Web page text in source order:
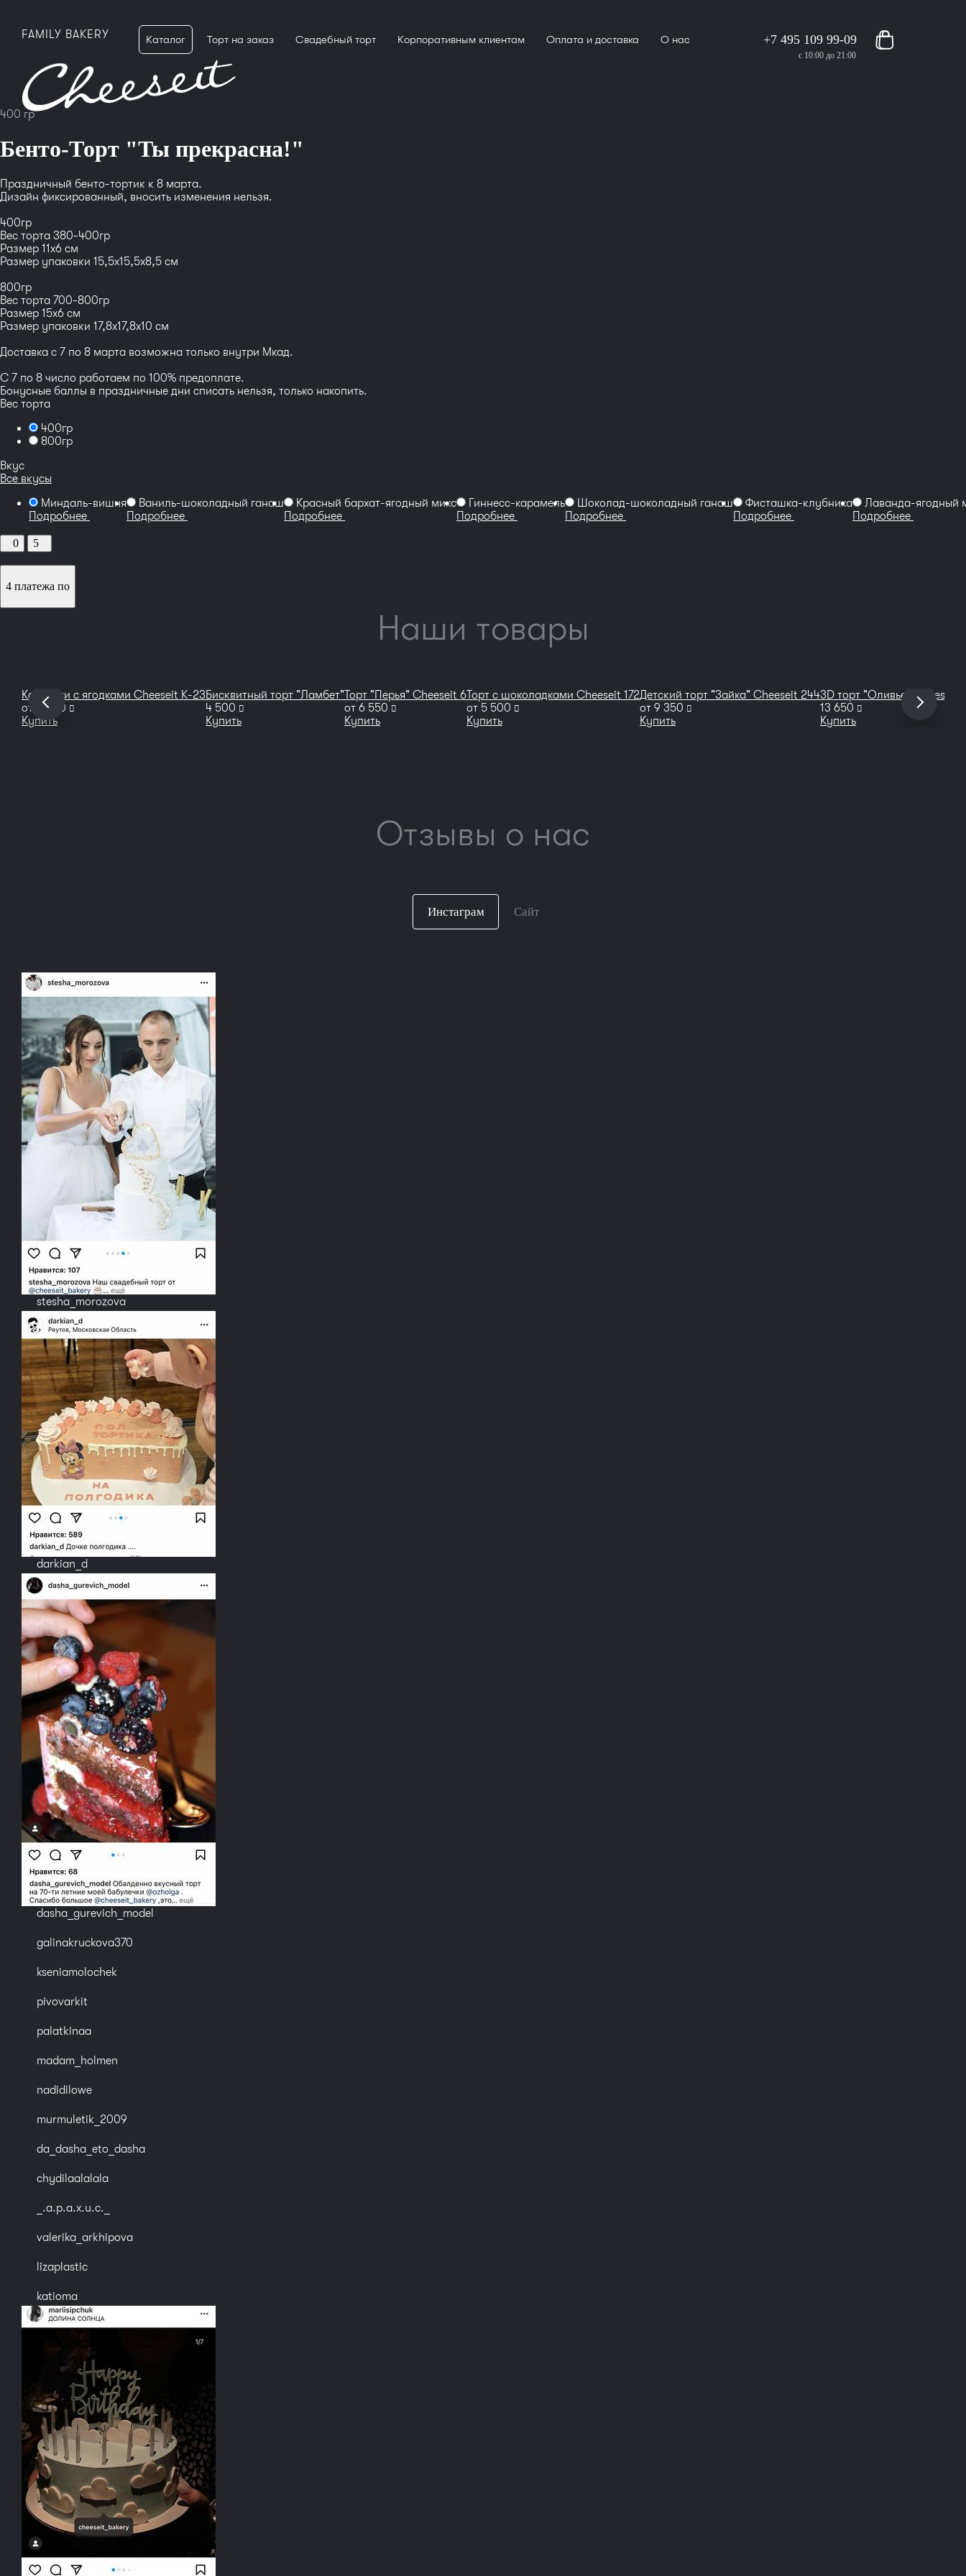
FAMILY BAKERY Каталог Торт на заказ Свадебный торт Корпоративным клиентам Оплата и доставка О нас +7 495 109 99-09
с 10:00 до 21:00
400 гр
Бенто-Торт "Ты прекрасна!"
Праздничный бенто-тортик к 8 марта.
Дизайн фиксированный, вносить изменения нельзя.
400гр
Вес торта 380-400гр
Размер 11x6 см
Размер упаковки 15,5x15,5x8,5 см
800гр
Вес торта 700-800гр
Размер 15x6 см
Размер упаковки 17,8x17,8x10 см
Доставка с 7 по 8 марта возможна только внутри Мкад.
С 7 по 8 число работаем по 100% предоплате.
Бонусные баллы в праздничные дни списать нельзя, только накопить.
Вес торта
400гр
800гр
Вкус
Все вкусы
Миндаль-вишня
Подробнее
Ваниль-шоколадный ганаш
Подробнее
Красный бархат-ягодный микс
Подробнее
Гиннесс-карамель
Подробнее
Шоколад-шоколадный ганаш
Подробнее
Фисташка-клубника
Подробнее
Лаванда-ягодный
Подробнее
0 5
4 платежа по
Наши товары
Капкейки с ягодками Cheeseit K-23
от
2 600 руб
Купить
Бисквитный торт "Ламбет"
4 500 руб
Купить
Торт "Перья" Сheeseit 6
от 6 550 руб
Купить
Торт с шоколадками Сheeseit 172
от 5 500 руб
Купить
Детский торт "Зайка" Cheeseit 244
от 9 350 руб
Купить
3D торт "Оливье" Сheeseit
13 650 руб
Купить
Отзывы о нас
Инстаграм Сайт
stesha_morozova
darkian_d
dasha_gurevich_model
galinakruckova370
kseniamolochek
pivovarkit
palatkinaa
madam_holmen
nadidilowe
murmuletik_2009
da_dasha_eto_dasha
chydilaalalala
_.a.p.a.x.u.c._
valerika_arkhipova
lizaplastic
katioma